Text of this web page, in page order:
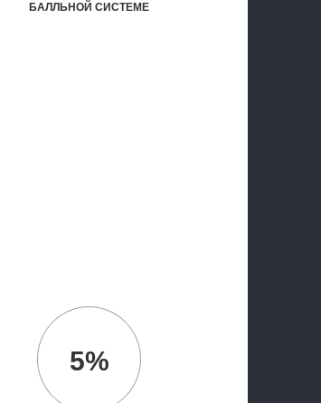
БАЛЛЬНОЙ СИСТЕМЕ
5%